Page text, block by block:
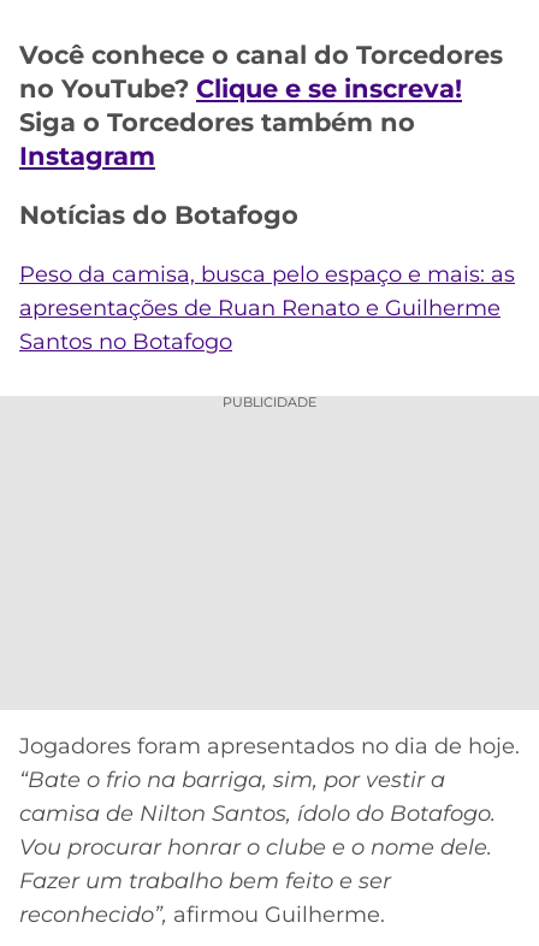
ATLÉTICO
MG
CRUZEIRO
Você conhece o canal do Torcedores
no YouTube? Clique e se inscreva!
Siga o Torcedores também no
Instagram
Notícias do Botafogo
Peso da camisa, busca pelo espaço e mais: as
apresentações de Ruan Renato e Guilherme
Santos no Botafogo
PUBLICIDADE
Jogadores foram apresentados no dia de hoje.
“Bate o frio na barriga, sim, por vestir a
camisa de Nilton Santos, ídolo do Botafogo.
Vou procurar honrar o clube e o nome dele.
Fazer um trabalho bem feito e ser
reconhecido”, afirmou Guilherme.